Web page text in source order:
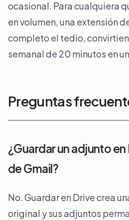
ocasional. Para cualquiera
en volumen, una extensión
completo el tedio,
semanal de 20 minutos en
Preguntas
¿Guardar un adjunto en
de Gmail?
No. Guardar en Drive crea
original y sus adjuntos